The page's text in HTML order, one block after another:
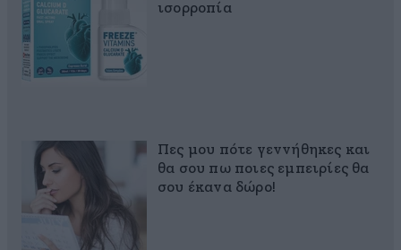
ισορροπία
Πες μου πότε γεννήθηκες και
θα σου πω ποιες εμπειρίες θα
σου έκανα δώρο!